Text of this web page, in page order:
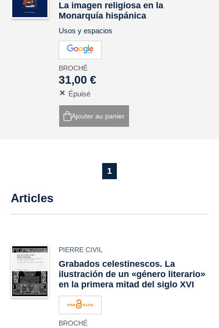
La imagen religiosa en la
Monarquía hispánica
Usos y espacios
BROCHÉ
31,00 €
Épuisé
Ajouter au panier
1
Articles
PIERRE CIVIL
Grabados celestinescos. La
ilustración de un «género literario»
en la primera mitad del siglo XVI
BROCHÉ